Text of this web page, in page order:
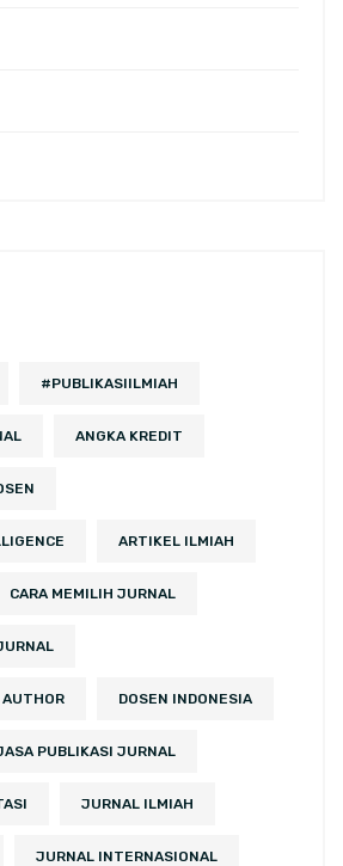
#PUBLIKASIILMIAH
ANGKA KREDIT
ARTIKEL ILMIAH
CARA MEMILIH JURNAL
AUTHOR DOSEN INDONESIA
PUBLIKASI JURNAL
JURNAL ILMIAH
JURNAL INTERNASIONAL